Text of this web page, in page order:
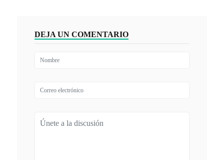
DEJA UN COMENTARIO